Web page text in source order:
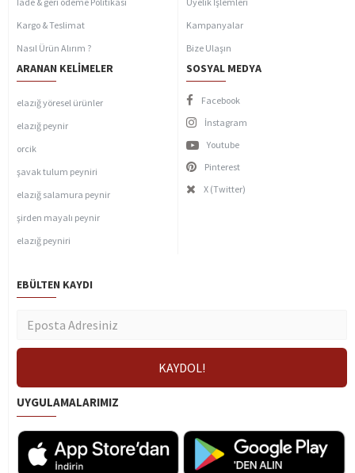
Kargo & Teslimat
Nasıl Ürün Alırım ?
Kampanyalar
Bize Ulaşın
ARANAN KELIMELER
elazığ yöresel ürünler
elazığ peynir
orcik
şavak tulum peyniri
elazığ salamura peynir
şirden mayalı peynir
elazığ peyniri
SOSYAL MEDYA
Facebook
İnstagram
Youtube
Pinterest
X (Twitter)
EBÜLTEN KAYDI
UYGULAMALARIMIZ